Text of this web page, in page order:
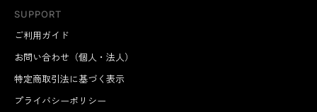
SUPPORT
ご利用ガイド
お問い合わせ（個人・法人）
特定商取引法に基づく表示
プライバシーポリシー